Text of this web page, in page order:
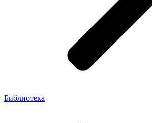
Библиотека